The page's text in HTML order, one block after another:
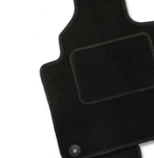
images
gallery